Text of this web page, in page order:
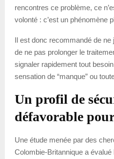
rencontres ce problème, ce
volonté : c’est un phénomène
Il est donc recommandé de
de ne pas prolonger le
signaler rapidement tout
sensation de “manque” ou
Un profil de
défavorable
Une étude menée par des
Colombie-Britannique a